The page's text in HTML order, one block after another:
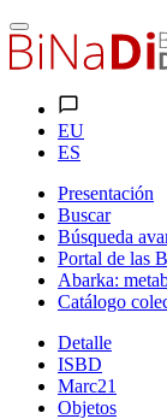
EU
ES
Presentación
Buscar
Búsqueda
Portal de las
Abarka:
Catálogo
Detalle
ISBD
Marc21
Objetos